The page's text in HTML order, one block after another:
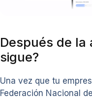
Después de la
sigue?
Una vez que tu
Federación Nacional